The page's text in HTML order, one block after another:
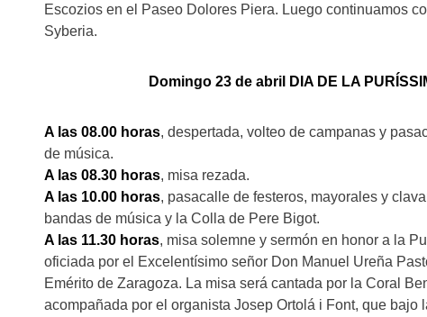
Escozios en el Paseo Dolores Piera. Luego continuamos
Syberia.
Domingo 23 de abril DIA DE LA
A las 08.00 horas, despertada, volteo de campanas y
de música.
A las 08.30 horas, misa rezada.
A las 10.00 horas, pasacalle de festeros, mayorales y
bandas de música y la Colla de Pere Bigot.
A las 11.30 horas, misa solemne y sermón en honor a la
oficiada por el Excelentísimo señor Don Manuel Ureña
Emérito de Zaragoza. La misa será cantada por la Coral
acompañada por el organista Josep Ortolá i Font, que bajo